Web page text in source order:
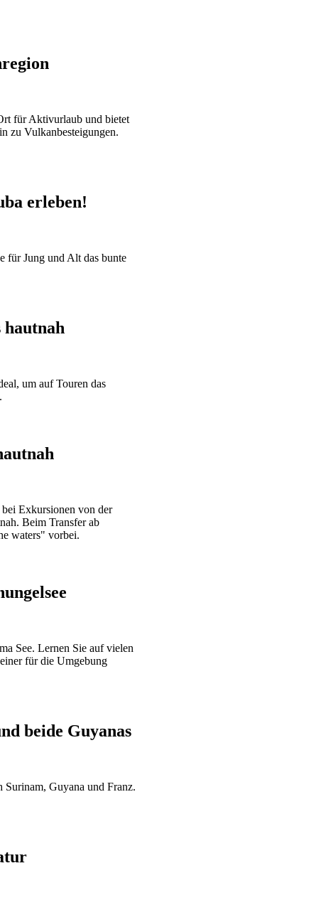
für Aktivurlaub und bietet
zu Vulkanbesteigungen.
erleben!
für Jung und Alt das bunte
hautnah
um auf Touren das
Exkursionen von der
Beim Transfer ab
waters" vorbei.
See. Lernen Sie auf vielen
für die Umgebung
beide Guyanas
Guyana und Franz.